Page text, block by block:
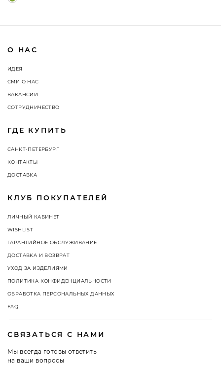
О НАС
ИДЕЯ
СМИ О НАС
ВАКАНСИИ
СОТРУДНИЧЕСТВО
ГДЕ КУПИТЬ
САНКТ-ПЕТЕРБУРГ
КОНТАКТЫ
ДОСТАВКА
КЛУБ ПОКУПАТЕЛЕЙ
ЛИЧНЫЙ КАБИНЕТ
WISHLIST
ГАРАНТИЙНОЕ ОБСЛУЖИВАНИЕ
ДОСТАВКА И ВОЗВРАТ
УХОД ЗА ИЗДЕЛИЯМИ
ПОЛИТИКА КОНФИДЕНЦИАЛЬНОСТИ
ОБРАБОТКА ПЕРСОНАЛЬНЫХ ДАННЫХ
FAQ
СВЯЗАТЬСЯ С НАМИ
Мы всегда готовы ответить
на ваши вопросы